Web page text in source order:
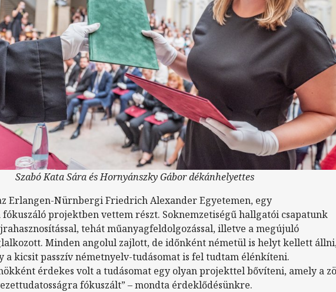
Szabó Kata Sára és Hornyánszky Gábor dékánhelyettes
Erlangen-Nürnbergi Friedrich Alexander Egyetemen, egy
projektben vettem részt. Soknemzetiségű hallgatói csapatunk
tehát műanyagfeldolgozással, illetve a megújuló
Minden angolul zajlott, de időnként németül is helyt kellett
a kicsit passzív németnyelv-tudásomat is fel tudtam élénkíteni.
érdekes volt a tudásomat egy olyan projekttel bővíteni, amely a
fókuszált” – mondta érdeklődésünkre.